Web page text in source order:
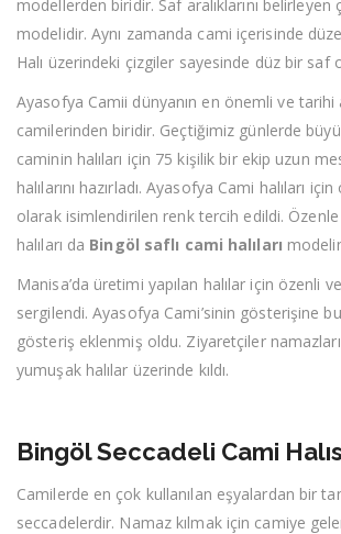
modellerden biridir. Saf aralıklarını belirleyen
modelidir. Aynı zamanda cami içerisinde
Halı üzerindeki çizgiler sayesinde düz bir saf
Ayasofya Camii dünyanın en önemli ve tarihi
camilerinden biridir. Geçtiğimiz günlerde
caminin halıları için 75 kişilik bir ekip uzun
halılarını hazırladı. Ayasofya Cami halıları
olarak isimlendirilen renk tercih edildi. Özenle
halıları da Bingöl saflı cami halıları
Manisa’da üretimi yapılan halılar için özenli
sergilendi. Ayasofya Cami’sinin gösterişine
gösteriş eklenmiş oldu. Ziyaretçiler
yumuşak halılar üzerinde kıldı.
Bingöl Seccadeli Cami
Camilerde en çok kullanılan eşyalardan bir
seccadelerdir. Namaz kılmak için camiye